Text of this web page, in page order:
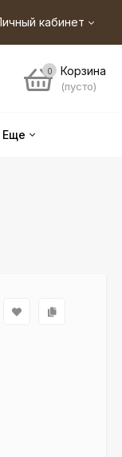
кабинет
0 Корзина
(пусто)
Еще